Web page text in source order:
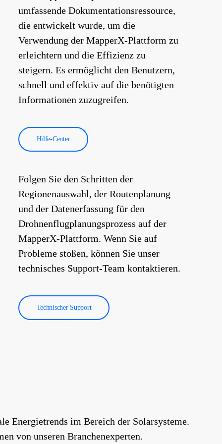
umfassende Dokumentationsressource,
die entwickelt wurde, um die
Verwendung der MapperX-Plattform zu
erleichtern und die Effizienz zu
steigern. Es ermöglicht den Benutzern,
schnell und effektiv auf die benötigten
Informationen zuzugreifen.
Hilfe-Center
Folgen Sie den Schritten der
Regionenauswahl, der Routenplanung
und der Datenerfassung für den
Drohnenflugplanungsprozess auf der
MapperX-Plattform. Wenn Sie auf
Probleme stoßen, können Sie unser
technisches Support-Team kontaktieren.
Technischer Support
Energietrends im Bereich der Solarsysteme.
von unseren Branchenexperten.